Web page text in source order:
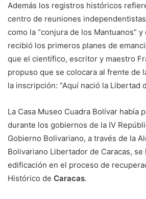
Además los registros históricos
centro de reuniones
como la “conjura de los Mantuanos”
recibió los primeros planes de
que el científico, escritor y maestro
propuso que se colocara al frente de
la inscripción: “Aquí nació la Libertad
La Casa Museo Cuadra Bolívar había
durante los gobiernos de la IV
Gobierno Bolivariano, a través de la
Bolivariano Libertador de Caracas,
edificación en el proceso de
Histórico de Caracas.